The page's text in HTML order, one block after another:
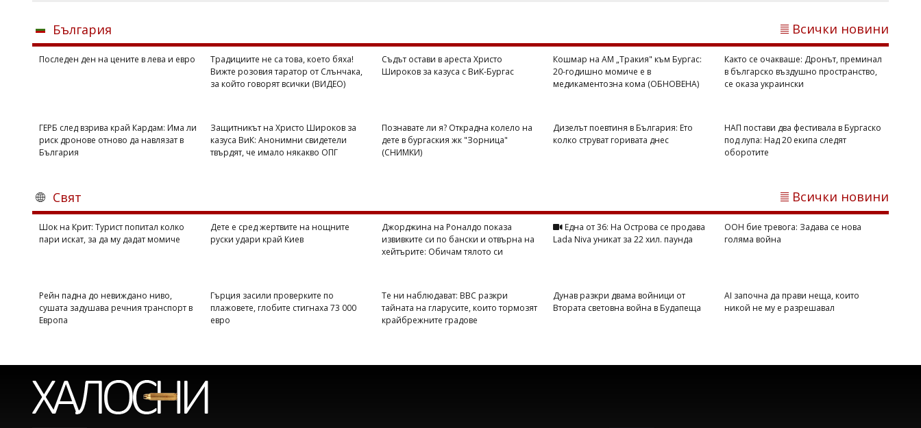
Михаил ДИМИТРОВ
Българите вече държат телефона по
риск дронове отново да навлязат в
България
България Всички новини
Последен ден на цените в лева и евро
Традициите не са това, което бяха!
Вижте розовия таратор от Слънчака,
за който говорят всички (ВИДЕО)
Съдът остави в ареста Христо
Широков за казуса с ВиК-Бургас
Кошмар на АМ „Тракия" към Бургас:
20-годишно момиче е в
медикаментозна кома (ОБНОВЕНА)
Както се очакваше: Дронът, преминал
в българско въздушно пространство,
се оказа украински
ГЕРБ след взрива край Кардам: Има ли
риск дронове отново да навлязат в
България
Защитникът на Христо Широков за
казуса ВиК: Анонимни свидетели
твърдят, че имало някакво ОПГ
Познавате ли я? Открадна колело на
дете в бургаския жк "Зорница"
(СНИМКИ)
Дизелът поевтиня в България: Ето
колко струват горивата днес
НАП постави два фестивала в Бургаско
под лупа: Над 20 екипа следят
оборотите
Свят Всички новини
Шок на Крит: Турист попитал колко
пари искат, за да му дадат момиче
Дете е сред жертвите на нощните
руски удари край Киев
Джорджина на Роналдо показа
извивките си по бански и отвърна на
хейтърите: Обичам тялото си
Една от 36: На Острова се продава
Lada Niva уникат за 22 хил. паунда
ООН бие тревога: Задава се нова
голяма война
Рейн падна до невиждано ниво,
сушата задушава речния транспорт в
Европа
Гърция засили проверките по
плажовете, глобите стигнаха 73 000
евро
Те ни наблюдават: BBC разкри
тайната на гларусите, които тормозят
крайбрежните градове
Дунав разкри двама войници от
Втората световна война в Будапеща
AI започна да прави неща, които
никой не му е разрешавал